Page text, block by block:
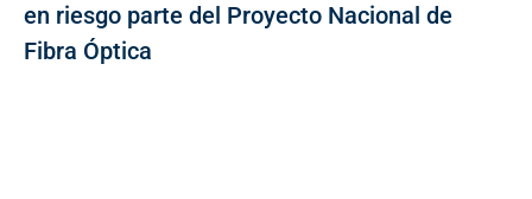
en riesgo parte del Proyecto Nacional de
Fibra Óptica